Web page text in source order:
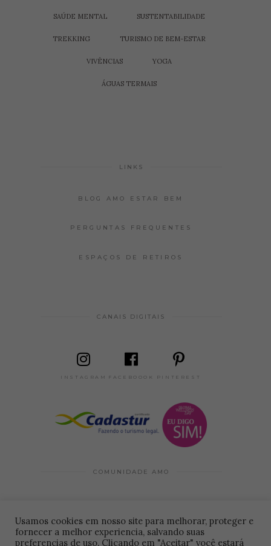
SAÚDE MENTAL SUSTENTABILIDADE
TREKKING TURISMO DE BEM-ESTAR
VIVÊNCIAS YOGA
ÁGUAS TERMAIS
LINKS
BLOG AMO ESTAR BEM
PERGUNTAS FREQUENTES
ESPAÇOS DE RETIROS
CANAIS DIGITAIS
INSTAGRAM FACEBOOOK PINTEREST
COMUNIDADE AMO
CADASTRO DE LOCAIS
© 2026 Amo estar bem . Desenvolvido por
Usamos cookies em nosso site para melhorar, proteger e
fornecer a melhor experiencia, salvando suas
preferencias de uso. Clicando em "Aceitar" você estará